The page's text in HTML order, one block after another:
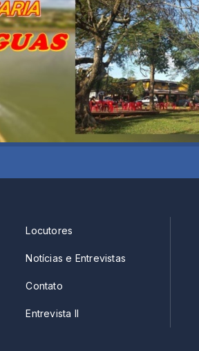
Locutores
Notícias e Entrevistas
Contato
Entrevista II